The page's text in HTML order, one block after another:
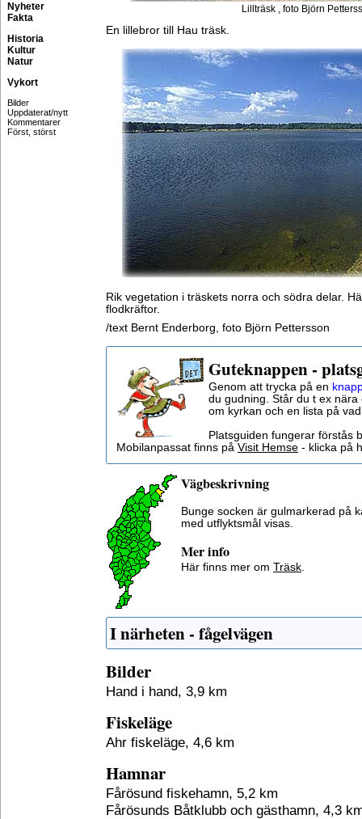
Nyheter
Fakta
Historia
Kultur
Natur
Vykort
Bilder
Uppdaterat/nytt
Kommentarer
Först, störst
Lillträsk , foto Björn
En lillebror till Hau träsk.
Rik vegetation i träskets norra och södra delar.
flodkräftor.
/text Bernt Enderborg, foto Björn Pettersson
Guteknappen -
Genom att trycka på en
du gudning. Står du t ex
om kyrkan och en lista på
Platsguiden fungerar förstås
Mobilanpassat finns på Visit Hemse - klicka på
Vägbeskrivning
Bunge socken är gulmarkerad på
med utflyktsmål visas.
Mer info
Här finns mer om Träsk.
I närheten - fågelvägen
Bilder
Hand i hand, 3,9 km
Fiskeläge
Ahr fiskeläge, 4,6 km
Hamnar
Fårösund fiskehamn, 5,2 km
Fårösunds Båtklubb och gästhamn, 4,3